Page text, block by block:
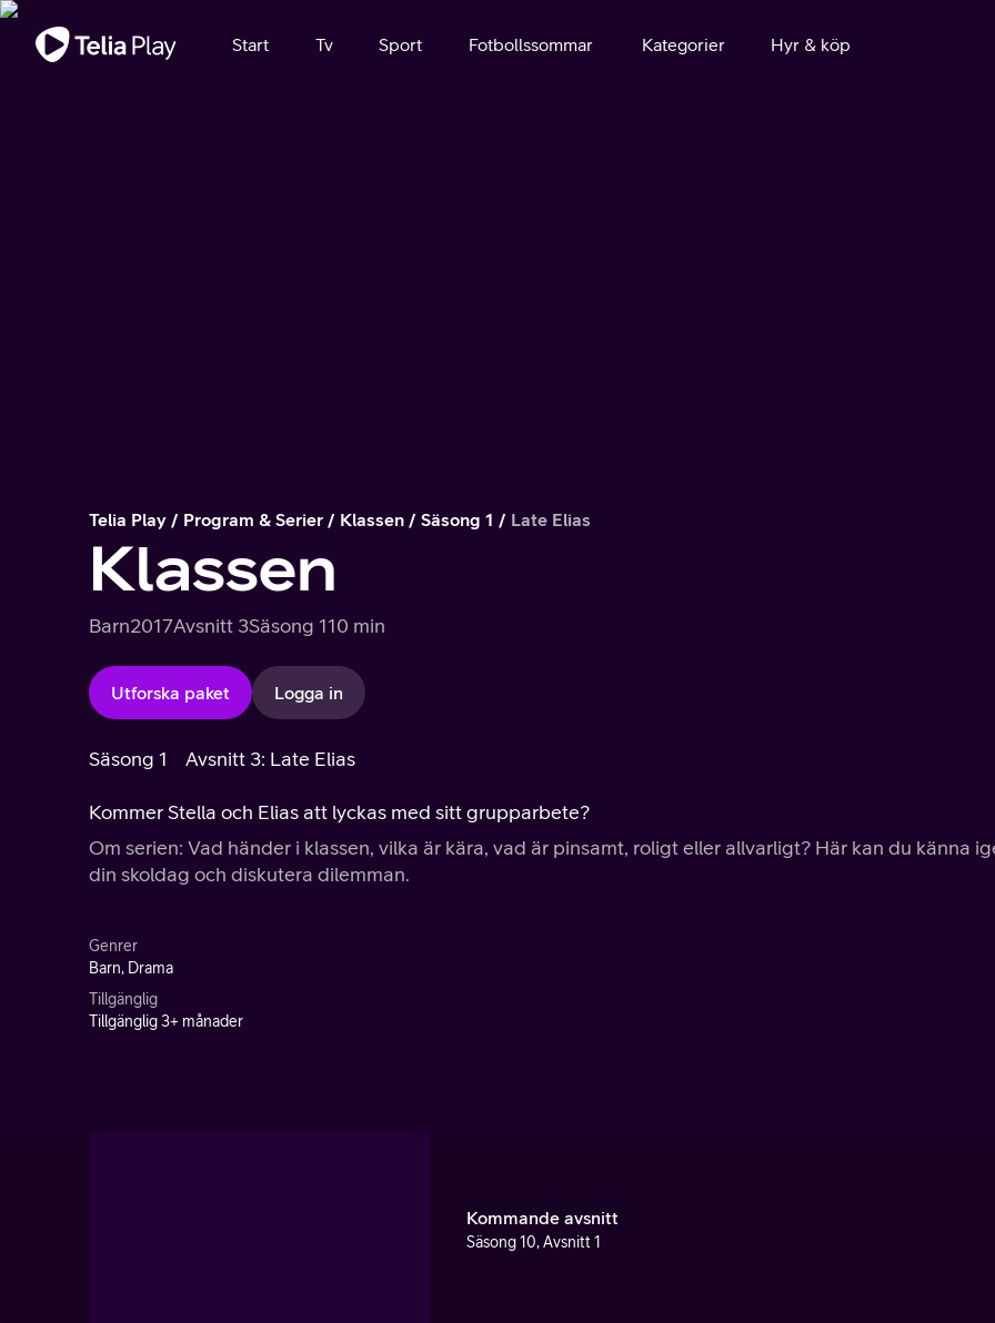
Viktigt meddelande
Start Tv Sport Fotbollssommar Kategorier Hyr & köp
Telia Play Program & Serier Klassen Säsong 1 Late Elias
Klassen
Barn2017Avsnitt 3Säsong 110 min
Utforska paket Logga in
Säsong 1 Avsnitt 3: Late Elias
Kommer Stella och Elias att lyckas med sitt grupparbete?
Om serien: Vad händer i klassen, vilka är kära, vad är pinsamt, roligt eller allvarligt? Här kan du känna
din skoldag och diskutera dilemman.
Genrer
Barn, Drama
Tillgänglig
Tillgänglig 3+ månader
Kommande avsnitt
Säsong 10, Avsnitt 1